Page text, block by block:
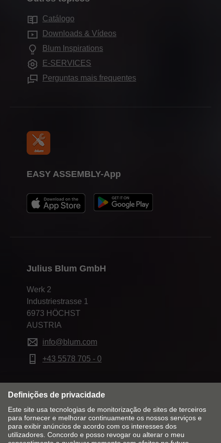
Tecnologias de movimento
Aplicações para armários
Outros Produtos
Ajudas de montagem
Perguntas mais frequentes
Sustentabilidade
Compliance
Formação
Imprensa
Showrooms
Julius Blum GmbH
Werk 2
Industriestrasse 1
6973 HÖCHST
AUSTRIA
info@blum.com
+43 5578 705 - 0
EASY ASSEMBLY-App
Catálogo
Downloads & Vídeos
Blum Inspirations
E-SERVICES
Perguntas mais frequentes
Alterar mercado & idioma
Contacto Aviso Legal